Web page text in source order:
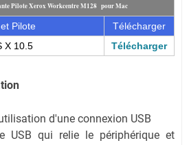
Pilote Xerox Workcentre M128 pour Mac
Pilote
Télécharger
X 10.5
Télécharger
d'une connexion USB
USB qui relie le périphérique et